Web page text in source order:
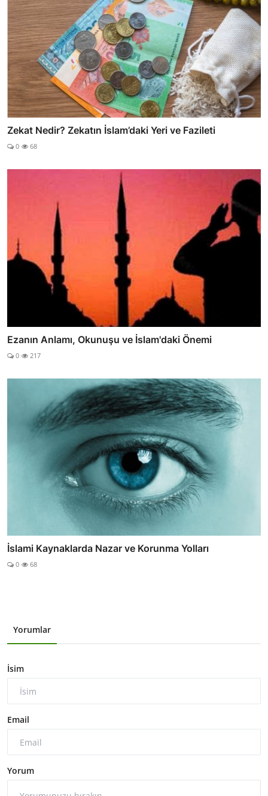
Zekat Nedir? Zekatın İslam’daki Yeri ve Fazileti
0 68
Ezanın Anlamı, Okunuşu ve İslam'daki Önemi
0 217
İslami Kaynaklarda Nazar ve Korunma Yolları
0 68
Yorumlar
İsim
Email
Yorum